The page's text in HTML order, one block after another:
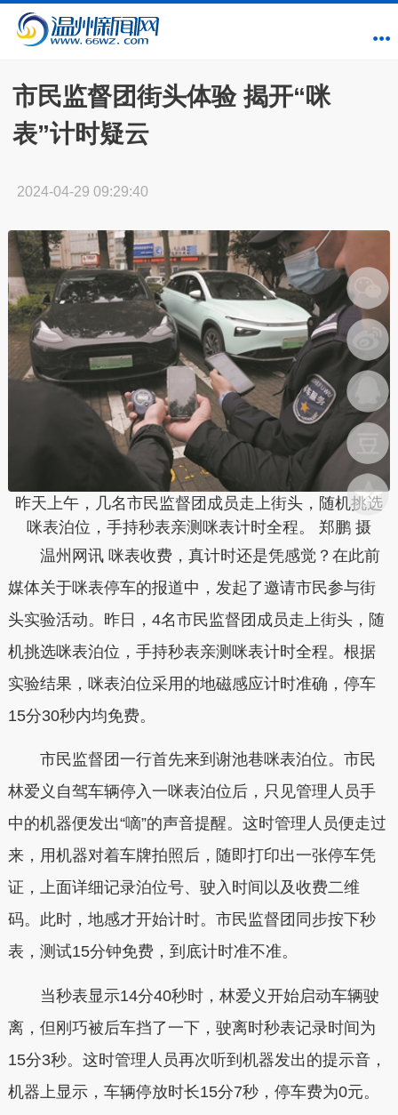
市民监督团街头体验 揭开“咪
表”计时疑云
2024-04-29 09:29:40
昨天上午，几名市民监督团成员走上街头，随机挑选
咪表泊位，手持秒表亲测咪表计时全程。 郑鹏 摄
温州网讯 咪表收费，真计时还是凭感觉？在此前
媒体关于咪表停车的报道中，发起了邀请市民参与街
头实验活动。昨日，4名市民监督团成员走上街头，随
机挑选咪表泊位，手持秒表亲测咪表计时全程。根据
实验结果，咪表泊位采用的地磁感应计时准确，停车
15分30秒内均免费。
市民监督团一行首先来到谢池巷咪表泊位。市民
林爱义自驾车辆停入一咪表泊位后，只见管理人员手
中的机器便发出“嘀”的声音提醒。这时管理人员便走过
来，用机器对着车牌拍照后，随即打印出一张停车凭
证，上面详细记录泊位号、驶入时间以及收费二维
码。此时，地感才开始计时。市民监督团同步按下秒
表，测试15分钟免费，到底计时准不准。
当秒表显示14分40秒时，林爱义开始启动车辆驶
离，但刚巧被后车挡了一下，驶离时秒表记录时间为
15分3秒。这时管理人员再次听到机器发出的提示音，
机器上显示，车辆停放时长15分7秒，停车费为0元。